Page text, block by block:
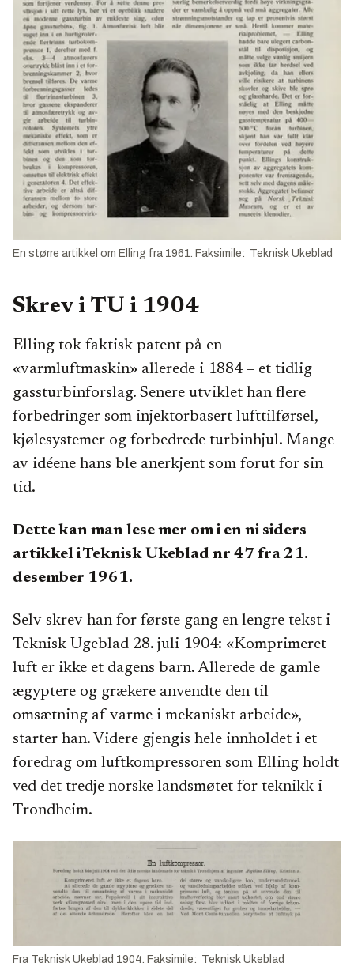
En større artikkel om Elling fra 1961. Faksimile: Teknisk Ukeblad
Skrev i TU i 1904
Elling tok faktisk patent på en
«varmluftmaskin» allerede i 1884 – et tidlig
gassturbinforslag. Senere utviklet han flere
forbedringer som injektorbasert lufttilførsel,
kjølesystemer og forbedrede turbinhjul. Mange
av idéene hans ble anerkjent som forut for sin
tid.
Dette kan man lese mer om i en ni siders
artikkel i Teknisk Ukeblad nr 47 fra 21.
desember 1961.
Selv skrev han for første gang en lengre tekst i
Teknisk Ugeblad 28. juli 1904: «Komprimeret
luft er ikke et dagens barn. Allerede de gamle
ægyptere og grækere anvendte den til
omsætning af varme i mekaniskt arbeide»,
starter han. Videre gjengis hele innholdet i et
foredrag om luftkompressoren som Elling holdt
ved det tredje norske landsmøtet for teknikk i
Trondheim.
Fra Teknisk Ukeblad 1904. Faksimile: Teknisk Ukeblad